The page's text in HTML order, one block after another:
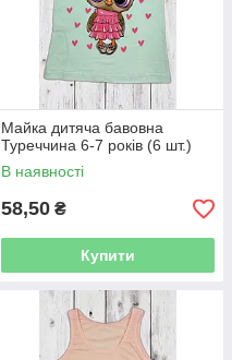
Майка дитяча бавовна
Туреччина 6-7 років (6 шт.)
В наявності
58,50 ₴
Купити